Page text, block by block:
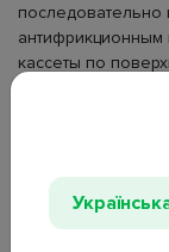
кассеты по
стороне кассеты
ограниченным
бритвенного